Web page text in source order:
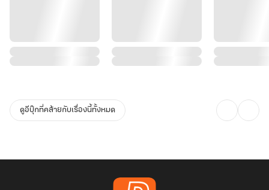
รสรินมองก้อนเนื้อนั้นแล้วจู่ๆ ก็รู้สึกเหมือนกลิ่นมันเปลี่ยนไปกลิ่นวากิวที่
ปี!
"สะใภ้ เป็นอะไรไป? หรือว่าเชฟทำไม่อร่อย" อัยชาถามด้วยความเป็นห่วง
ดูอีบุ๊กที่คล้ายกับเรื่องนี้ทั้งหมด